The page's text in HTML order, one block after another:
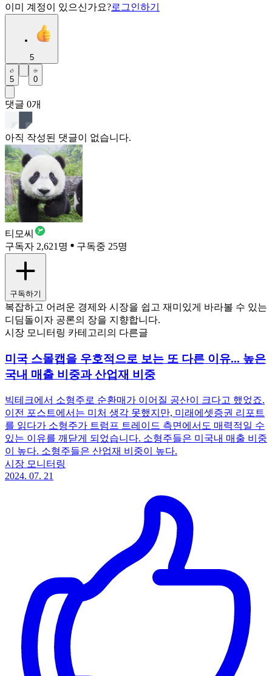
이미 계정이 있으신가요?로그인하기
5
5 0
댓글 0개
아직 작성된 댓글이 없습니다.
티모씨
구독자 2,621명
구독중 25명
구독하기
복잡하고 어려운 경제와 시장을 쉽고 재미있게 바라볼 수 있는
디딤돌이자 공론의 장을 지향합니다.
시장 모니터링 카테고리의 다른글
미국 스몰캡을 우호적으로 보는 또 다른 이유... 높은
국내 매출 비중과 산업재 비중
빅테크에서 소형주로 순환매가 이어질 공산이 크다고 했었죠.
이전 포스트에서는 미처 생각 못했지만, 미래에셋증권 리포트
를 읽다가 소형주가 트럼프 트레이드 측면에서도 매력적일 수
있는 이유를 깨닫게 되었습니다. 소형주들은 미국내 매출 비중
이 높다. 소형주들은 산업재 비중이 높다.
시장 모니터링
2024. 07. 21